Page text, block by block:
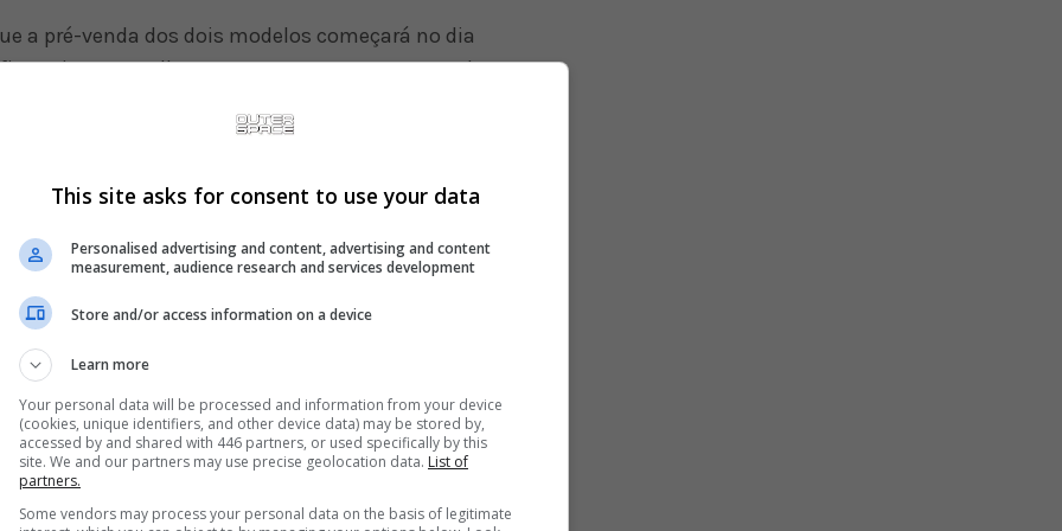
a pré-venda dos dois modelos começará no dia
All Access, que entrega um console
Pass em parcelas de 24 meses, será estendido
não está incluído neste programa de
os Xbox Series X e S serão lançados na mesma
Call of Duty: Black Ops Cold War e
foi antecipado para poder acompanhar o
está carente de títulos de peso.
for lançado em novembro, isso representará
de jogo”, escreveu o chefe do Xbox Phil Spencer
para Xbox Series X e Series S que serão
para aproveitar ao máximo nossos
tempos”.
This site asks for consent to use your data
Personalised advertising and content, advertising and content
measurement, audience research and services development
Store and/or access information on a device
Learn more
Your personal data will be processed and information from your device
(cookies, unique identifiers, and other device data) may be stored by,
accessed by and shared with 446 partners, or used specifically by this
site. We and our partners may use precise geolocation data. List of
partners.
Some vendors may process your personal data on the basis of legitimate